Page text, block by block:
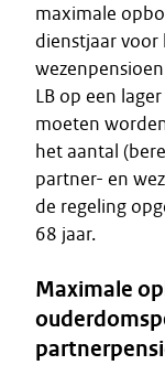
maximale
dienstjaar
LB op een
moeten
het aantal
partner- en
de regeling
68 jaar.
Maximale